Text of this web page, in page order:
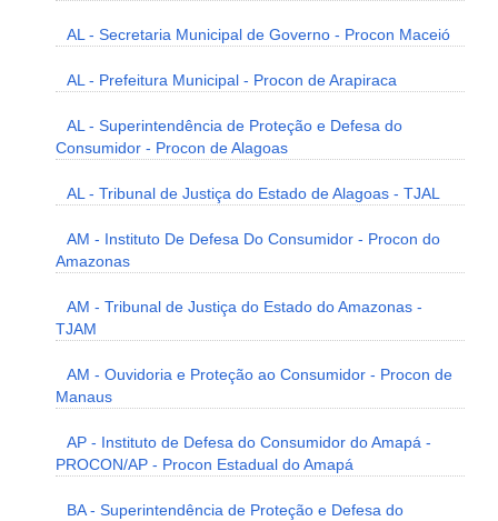
AL - Secretaria Municipal de Governo - Procon Maceió
AL - Prefeitura Municipal - Procon de Arapiraca
AL - Superintendência de Proteção e Defesa do
Consumidor - Procon de Alagoas
AL - Tribunal de Justiça do Estado de Alagoas - TJAL
AM - Instituto De Defesa Do Consumidor - Procon do
Amazonas
AM - Tribunal de Justiça do Estado do Amazonas -
TJAM
AM - Ouvidoria e Proteção ao Consumidor - Procon de
Manaus
AP - Instituto de Defesa do Consumidor do Amapá -
PROCON/AP - Procon Estadual do Amapá
BA - Superintendência de Proteção e Defesa do